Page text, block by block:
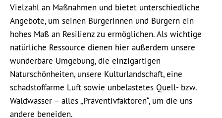
Vielzahl an Maßnahmen und bietet unterschiedliche
Angebote, um seinen Bürgerinnen und Bürgern ein
hohes Maß an Resilienz zu ermöglichen. Als wichtige
natürliche Ressource dienen hier außerdem unsere
wunderbare Umgebung, die einzigartigen
Naturschönheiten, unsere Kulturlandschaft, eine
schadstoffarme Luft sowie unbelastetes Quell- bzw.
Waldwasser – alles „Präventivfaktoren“, um die uns
andere beneiden.